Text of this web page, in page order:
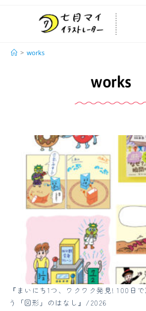
> works
works
『まいにち1つ、ワクワク発見! 100日
う「図形」のはなし』/2026